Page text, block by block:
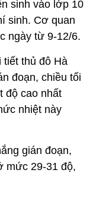
sinh vào lớp 10
sinh. Cơ quan
ngày từ 9-12/6.
tiết thủ đô Hà
đoạn, chiều tối
độ cao nhất
nhiệt này
gián đoạn,
mức 29-31 độ,